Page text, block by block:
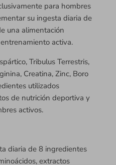
para hombres
su ingesta diaria de
una alimentación
activa.
Tribulus Terrestris,
Creatina, Zinc, Boro
utilizados
de nutrición deportiva y
activos.
diaria de 8 ingredientes
extractos